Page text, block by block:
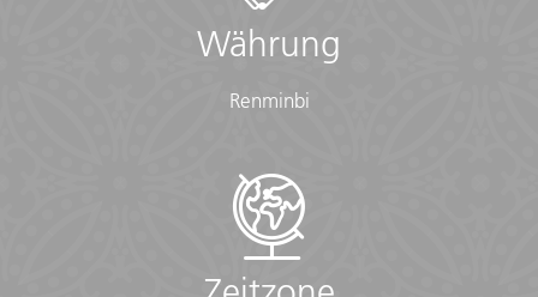
Währung
Renminbi